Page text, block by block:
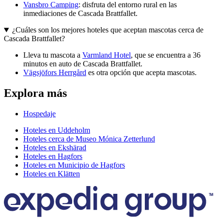
Vansbro Camping: disfruta del entorno rural en las
inmediaciones de Cascada Brattfallet.
¿Cuáles son los mejores hoteles que aceptan mascotas cerca de
Cascada Brattfallet?
Lleva tu mascota a Varmland Hotel, que se encuentra a 36
minutos en auto de Cascada Brattfallet.
Vägsjöfors Herrgård es otra opción que acepta mascotas.
Explora más
Hospedaje
Hoteles en Uddeholm
Hoteles cerca de Museo Mónica Zetterlund
Hoteles en Ekshärad
Hoteles en Hagfors
Hoteles en Municipio de Hagfors
Hoteles en Klätten